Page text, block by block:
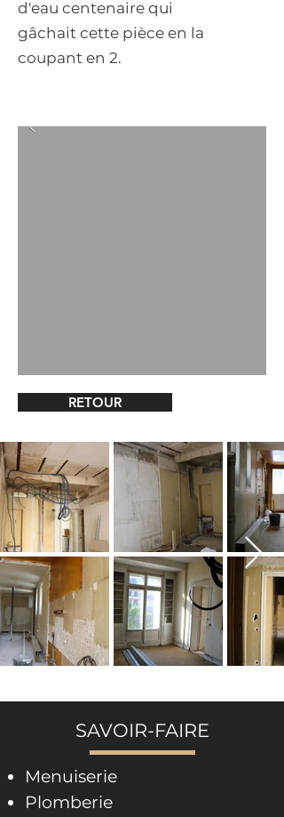
d'eau centenaire qui
gâchait cette pièce en la
coupant en 2.
RETOUR
SAVOIR-FAIRE
Menuiserie
Plomberie